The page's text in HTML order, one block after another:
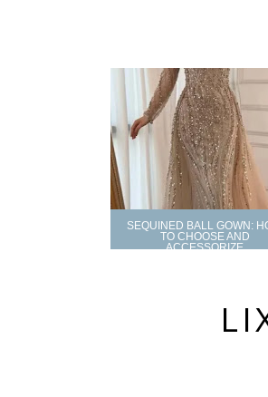
SEQUINED BALL GOWN:
TO CHOOSE AND
ACCESSORIZE